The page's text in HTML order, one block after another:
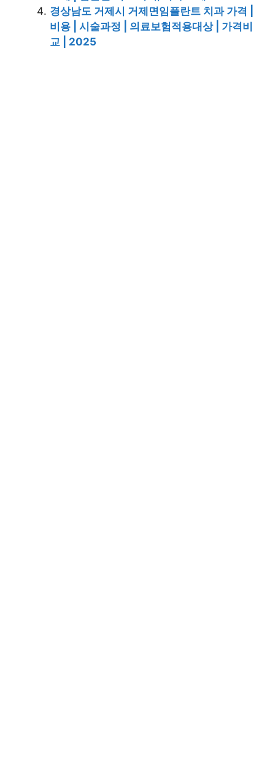
경상남도 거제시 거제면임플란트 치과 가격 |
비용 | 시술과정 | 의료보험적용대상 | 가격비
교 | 2025